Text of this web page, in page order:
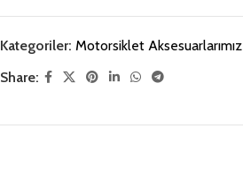
Kategoriler: Motorsiklet Aksesuarlarımız
Share: